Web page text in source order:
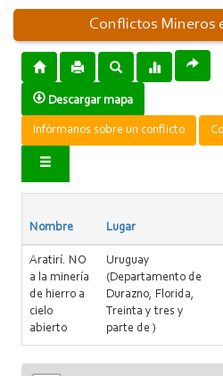
Conflictos Mineros
Descargar mapa
Infórmanos sobre un conflicto
Nombre Lugar
Aratirí. NO
a la minería
de hierro a
cielo
abierto
Uruguay
(Departamento de
Durazno, Florida,
Treinta y tres y
parte de )